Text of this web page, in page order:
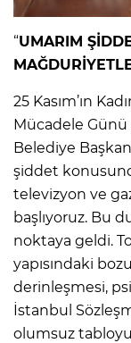
“UMARIM
25 Kasım’ın
Mücadele
Belediye
şiddet
televizyon ve
başlıyoruz. Bu
noktaya geldi.
yapısındaki
derinleşmesi,
İstanbul
olumsuz